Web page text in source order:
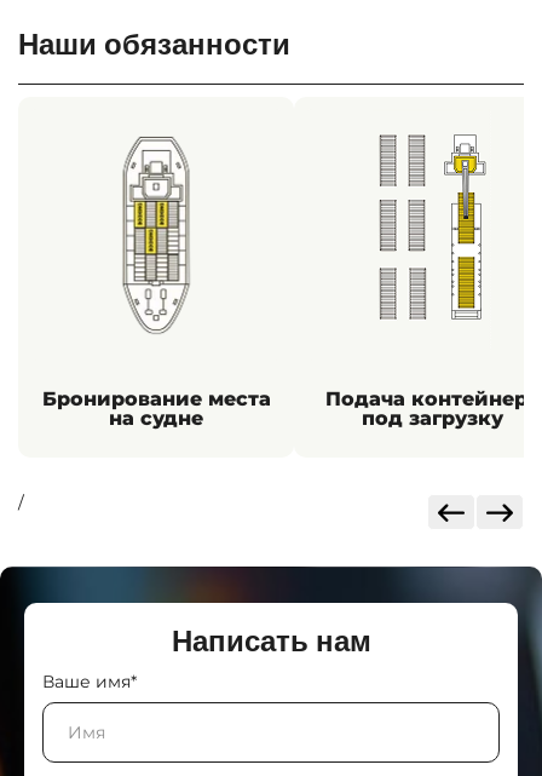
Наши обязанности
Бронирование места
на судне
Подача контейнера
под загрузку
/
Написать нам
Ваше имя*